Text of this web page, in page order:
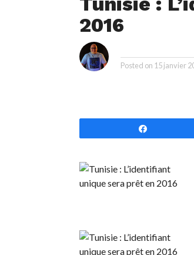
2016
Posted on 15 janvier